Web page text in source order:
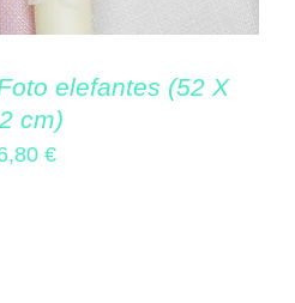
elefantes (52 X
cm)
€